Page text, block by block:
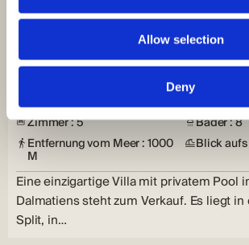
Allow selection
Deny
1.562.500,00 €
Umgebung von Split - Kroatien, eine
Villa mit privatem Pool im Herzen
Zimmer : 5
Bäder : 8
Entfernung vom Meer : 1000
M
Blick
Eine einzigartige Villa mit privatem Pool
Dalmatiens steht zum Verkauf. Es liegt in
Split, in…